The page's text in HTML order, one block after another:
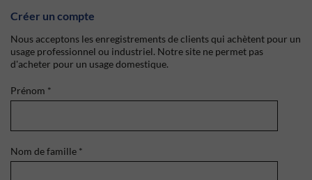
Créer un compte
Nous acceptons les enregistrements de clients qui achètent pour un
usage professionnel ou industriel. Notre site ne permet pas
d'acheter pour un usage domestique.
Prénom *
Nom de famille *